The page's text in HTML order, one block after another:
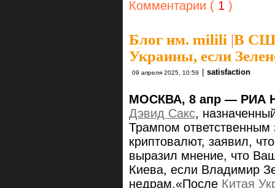
Комментарии ( 1 )
Блог им. milili |В
Украины, если
09 апреля 2025, 10:59 satisfaction
МОСКВА, 8 апр — РИА
Дэвид Сакс,
Трампом
криптовалют, заявил,
выразил мнение, что
Киева, если Владимир
недрам.«После Китая